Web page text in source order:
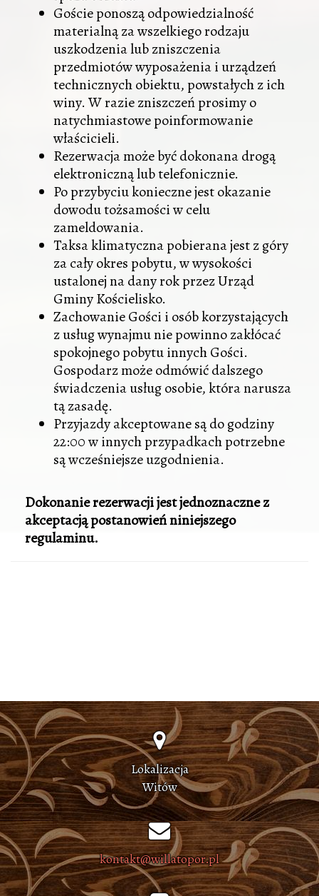
Goście ponoszą odpowiedzialność
materialną za wszelkiego rodzaju
uszkodzenia lub zniszczenia
przedmiotów wyposażenia i urządzeń
technicznych obiektu, powstałych z ich
winy. W razie zniszczeń prosimy o
natychmiastowe poinformowanie
właścicieli.
Rezerwacja może być dokonana drogą
elektroniczną lub telefonicznie.
Po przybyciu konieczne jest okazanie
dowodu tożsamości w celu
zameldowania.
Taksa klimatyczna pobierana jest z góry
za cały okres pobytu, w wysokości
ustalonej na dany rok przez Urząd
Gminy Kościelisko.
Zachowanie Gości i osób korzystających
z usług wynajmu nie powinno zakłócać
spokojnego pobytu innych Gości.
Gospodarz może odmówić dalszego
świadczenia usług osobie, która narusza
tą zasadę.
Przyjazdy akceptowane są do godziny
22:00 w innych przypadkach potrzebne
są wcześniejsze uzgodnienia.
Dokonanie rezerwacji jest jednoznaczne z
akceptacją postanowień niniejszego
regulaminu.
Lokalizacja
Witów
kontakt@willatopor.pl